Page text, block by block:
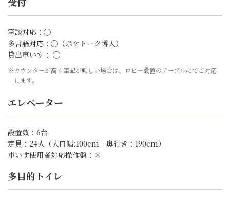
筆談対応：◯
多言語対応：◯（ポケトーク導入）
貸出車いす： ◯
※カウンターが高く筆記が難しい場合は、ロビー設置のテーブルにてご対応
します。
エレベーター
設置数：6台
定員：24人（入口幅:100cm 奥行き：190cm）
車いす使用者対応操作盤：×
多目的トイレ